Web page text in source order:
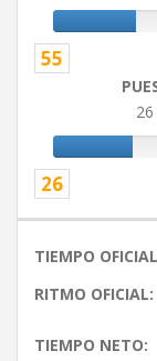
55
26
TIEMPO
RITMO OFICIAL:
TIEMPO NETO: